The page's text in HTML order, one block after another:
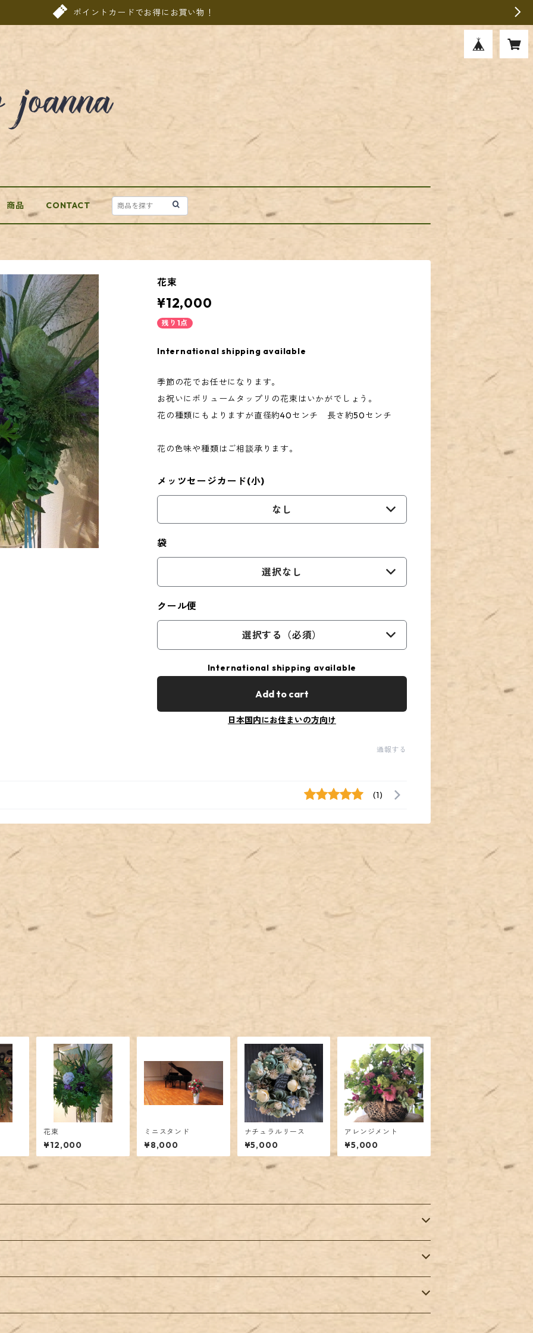
ポイントカードでお得にお買い物！
商品 CONTACT
花束
¥12,000
残り1点
International shipping available
季節の花でお任せになります。
お祝いにボリュームタップリの花束はいかがでしょう。
花の種類にもよりますが直径約40センチ 長さ約50センチ
花の色味や種類はご相談承ります。
メッツセージカード(小)
なし
袋
選択なし
クール便
選択する（必須）
International shipping available
Add to cart
日本国内にお住まいの方向け
通報する
(1)
花束
¥12,000
ミニスタンド
¥8,000
ナチュラルリース
¥5,000
アレンジメント
¥5,000